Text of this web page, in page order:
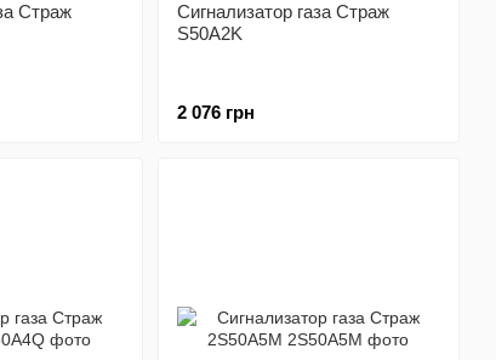
Страж
Сигнализатор газа Страж
S50A2K
2 076 грн